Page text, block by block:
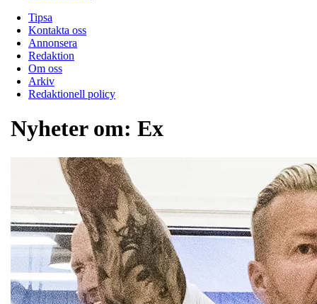
Tipsa
Kontakta oss
Annonsera
Redaktion
Om oss
Arkiv
Redaktionell policy
Nyheter om: Ex